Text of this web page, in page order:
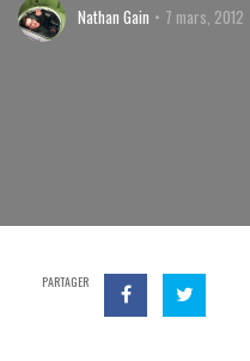
Nathan Gain 7 mars, 2012
PARTAGER